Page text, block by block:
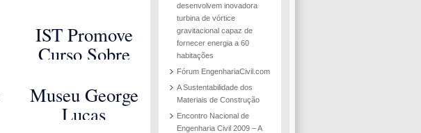
IST Promove
Curso Sobre
e Gestão do
Espaço Público
Museu George
Lucas
desenvolvem inovadora
turbina de vórtice
gravitacional capaz de
fornecer energia a 60
habitações
Fórum EngenhariaCivil.com
A Sustentabilidade dos
Materiais de Construção
Encontro Nacional de
Engenharia Civil 2009 – A